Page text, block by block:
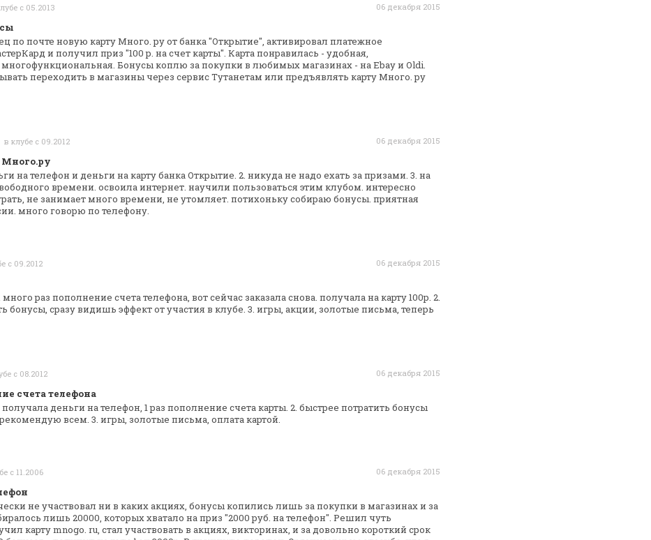
с 05.2013 06 декабря 2015
по почте новую карту Много. ру от банка"Открытие", активировал платежное
и получил приз "100 р. на счет карты". Карта понравилась - удобная,
многофункциональная. Бонусы коплю запокупки в любимых магазинах - на Ebay и Oldi.
переходить в магазины через сервис Тутанетам или предъявлять карту Много. ру
в клубе с 09.2012 06 декабря 2015
Много.ру
на телефон и деньги на карту банкаОткрытие. 2. никуда не надо ехать за призами. 3. на
времени. освоила интернет. научили пользоваться этим клубом. интересно
не занимает много времени, не утомляет. потихоньку собираю бонусы. приятная
много говорю по телефону.
с 09.2012 06 декабря 2015
много раз пополнение счета телефона, вотсейчас заказала снова. получала на карту 100р. 2.
бонусы, сразу видишь эффект от участия в клубе. 3. игры, акции, золотые письма, теперь
с 08.2012 06 декабря 2015
счета телефона
получала деньги на телефон, 1 раз пополнение счета карты. 2. быстрее потратить бонусы
всем. 3. игры, золотые письма, оплатакартой.
с 11.2006 06 декабря 2015
не участвовал ни в каких акциях, бонусыкопились лишь за покупки в магазинах и за
лишь 20000, которых хватало на приз "2000 руб. на телефон". Решил чуть
карту mnogo. ru, стал участвовать в акциях, викторинах, и за довольно короткий срок